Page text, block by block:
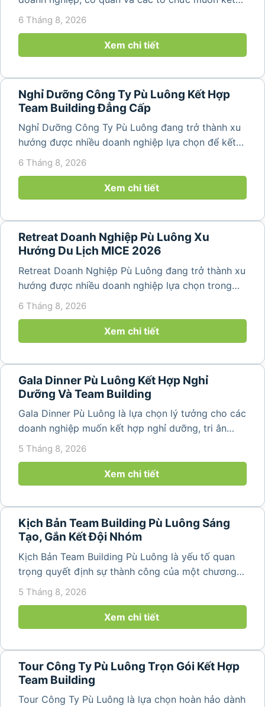
hợp nghỉ dưỡng, tham quan và tổ chức các hoạt
động gắn kết tập thể. Với cảnh quan thiên nhiên
nguyên sơ, không khí...
6 Tháng 8, 2026
Xem chi tiết
Nghỉ Dưỡng Công Ty Pù Luông Kết Hợp
Team Building Đẳng Cấp
Nghỉ Dưỡng Công Ty Pù Luông đang trở thành xu
hướng được nhiều doanh nghiệp lựa chọn để kết
hợp giữa nghỉ ngơi, tái tạo năng lượng và xây
lịch đơn thuần, nhiều công ty...
6 Tháng 8, 2026
Xem chi tiết
Retreat Doanh Nghiệp Pù Luông Xu
Hướng Du Lịch MICE 2026
Retreat Doanh Nghiệp Pù Luông đang trở thành xu
hướng được nhiều doanh nghiệp lựa chọn trong
năm 2026 khi nhu cầu kết hợp nghỉ dưỡng, hội
họp và gắn kết đội ngũ ngày càng tăng. Không chỉ
mang đến khoảng thời gian thư giãn...
6 Tháng 8, 2026
Xem chi tiết
Gala Dinner Pù Luông Kết Hợp Nghỉ
Dưỡng Và Team Building
Gala Dinner Pù Luông là lựa chọn lý tưởng cho các
doanh nghiệp muốn kết hợp nghỉ dưỡng, tri ân
nhân viên và xây dựng tinh thần đồng đội trong
núi rừng hùng vĩ, không khí...
5 Tháng 8, 2026
Xem chi tiết
Kịch Bản Team Building Pù Luông Sáng
Tạo, Gắn Kết Đội Nhóm
Kịch Bản Team Building Pù Luông là yếu tố quan
trọng quyết định sự thành công của một chương
trình du lịch doanh nghiệp. Một kịch bản được xây
dựng bài bản không chỉ mang đến những phút
giây vui vẻ, sôi động mà còn...
5 Tháng 8, 2026
Xem chi tiết
Tour Công Ty Pù Luông Trọn Gói Kết Hợp
Team Building
Tour Công Ty Pù Luông là lựa chọn hoàn hảo dành